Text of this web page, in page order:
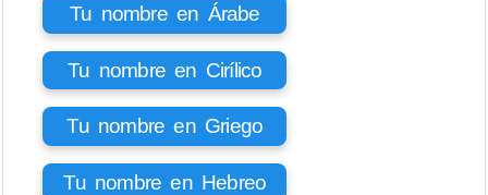
Tu nombre en Árabe
Tu nombre en Cirílico
Tu nombre en Griego
Tu nombre en Hebreo